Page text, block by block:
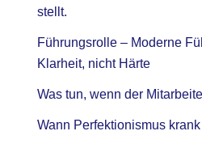
stellt.
Führungsrolle – Moderne
Klarheit, nicht Härte
Was tun, wenn der
Wann Perfektionismus